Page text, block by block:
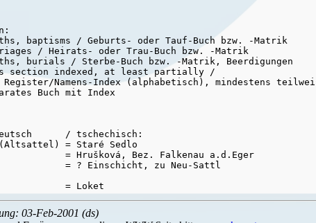
baptisms / Geburts- oder Tauf-Buch bzw. -Matrik
/ Heirats- oder Trau-Buch bzw. -Matrik
burials / Sterbe-Buch bzw. -Matrik, Beerdigungen
indexed, at least partially /
Register/Namens-Index (alphabetisch), mindestens
= Hrušková, Bez. Falkenau a.d.Eger
= ? Einschicht, zu Neu-Sattl
03-Feb-2001 (ds)